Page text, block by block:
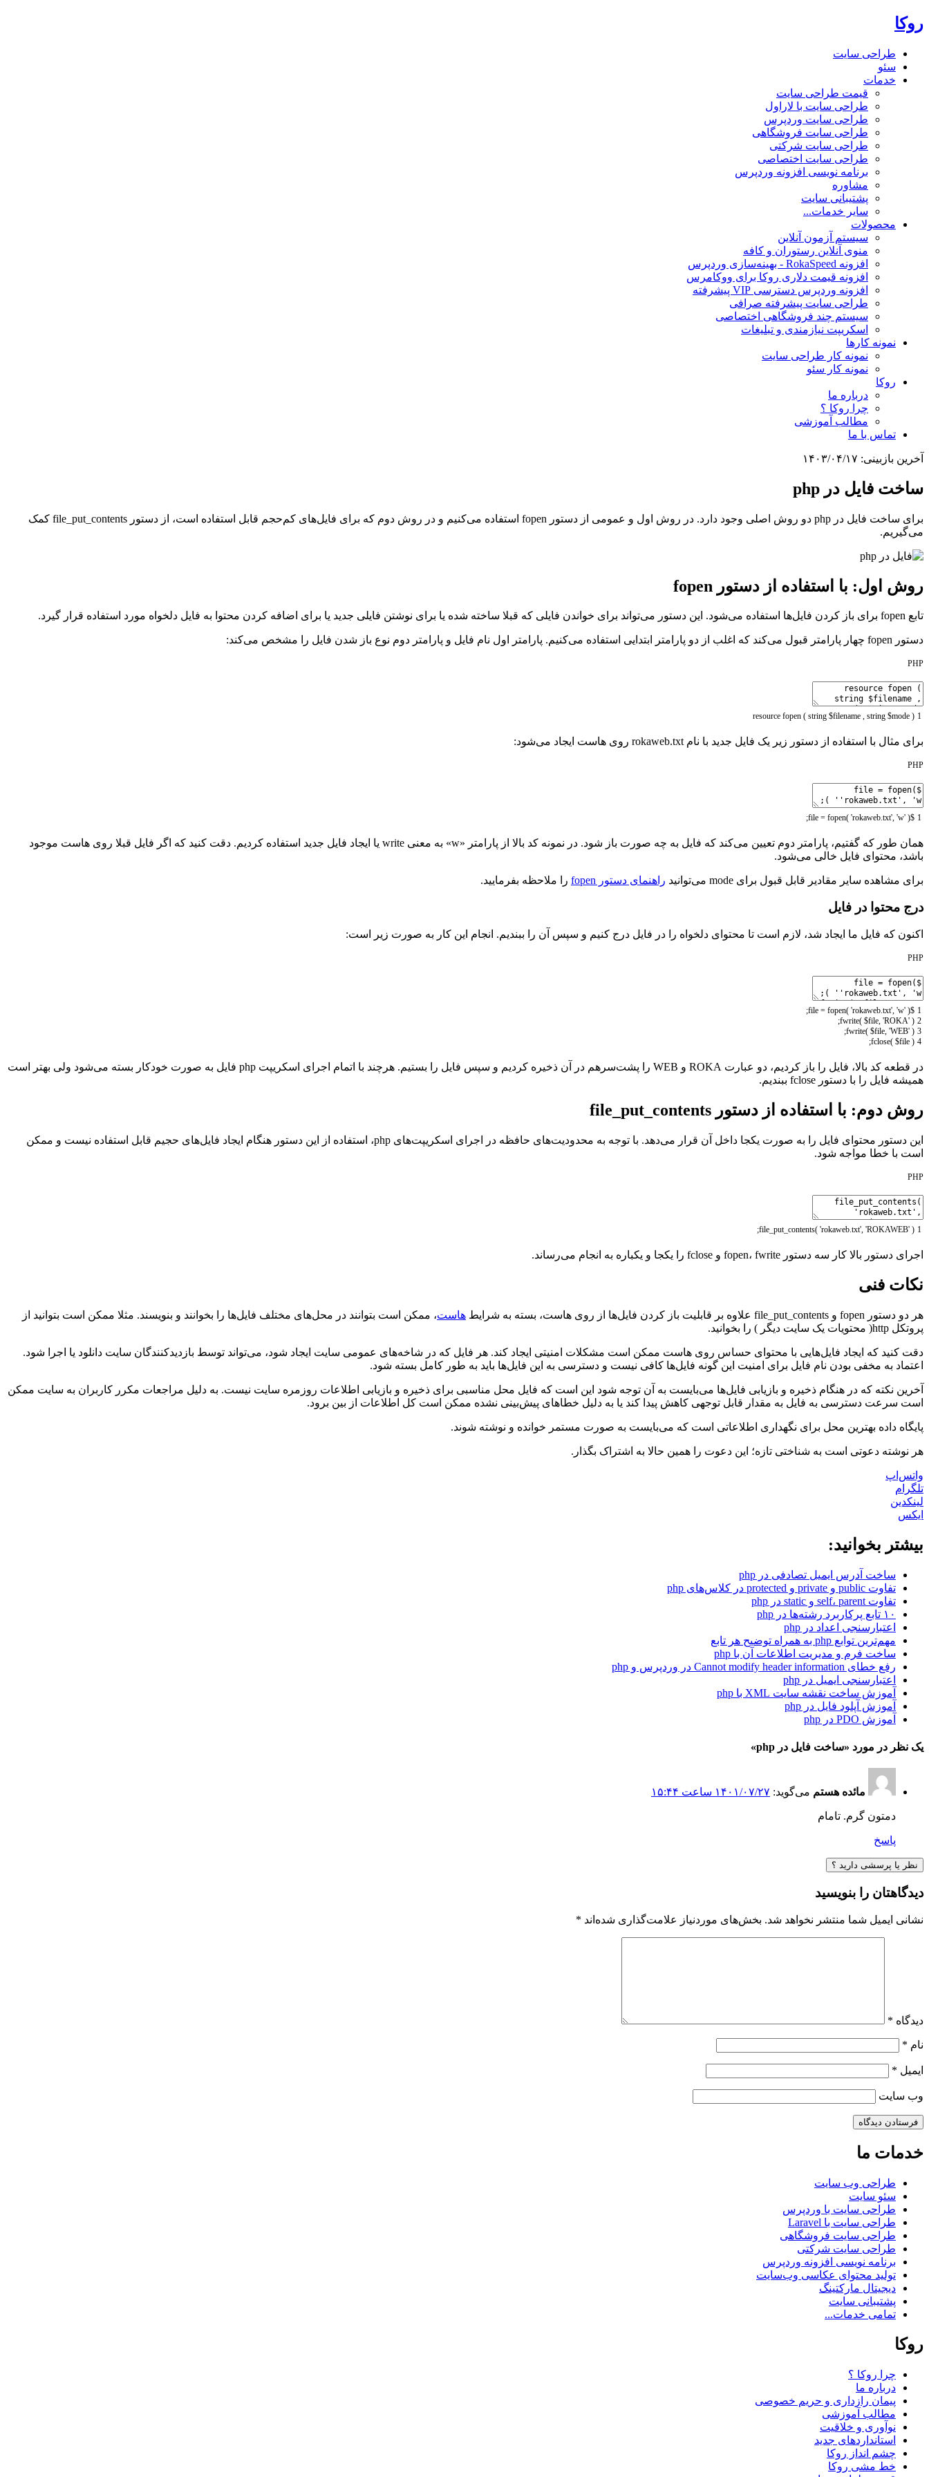
روکا
طراحی سایت
سئو
خدمات
قیمت طراحی سایت
طراحی سایت با لاراول
طراحی سایت وردپرس
طراحی سایت فروشگاهی
طراحی سایت شرکتی
طراحی سایت اختصاصی
برنامه نویسی افزونه وردپرس
مشاوره
پشتیبانی سایت
سایر خدمات...
محصولات
سیستم آزمون آنلاین
منوی آنلاین رستوران و کافه
افزونه RokaSpeed - بهینه‌سازی وردپرس
افزونه قیمت دلاری روکا برای ووکامرس
افزونه وردپرس دسترسی VIP پیشرفته
طراحی سایت پیشرفته صرافی
سیستم چند فروشگاهی اختصاصی
اسکریپت نیازمندی و تبلیغات
نمونه کارها
نمونه کار طراحی سایت
نمونه کار سئو
روکا
درباره ما
چرا روکا ؟
مطالب آموزشی
تماس با ما
آخرین بازبینی: ۱۴۰۳/۰۴/۱۷
ساخت فایل در php
برای ساخت فایل در php دو روش اصلی وجود دارد. در روش اول و عمومی از دستور fopen استفاده می‌کنیم و در روش دوم که برای فایل‌های کم‌حجم قابل استفاده است، از دستور file_put_contents کمک
می‌گیریم.
روش اول: با استفاده از دستور fopen
تابع fopen برای باز کردن فایل‌ها استفاده می‌شود. این دستور می‌تواند برای خواندن فایلی که قبلا ساخته شده یا برای نوشتن فایلی جدید یا برای اضافه کردن محتوا به فایل دلخواه مورد استفاده قرار گیرد.
دستور fopen چهار پارامتر قبول می‌کند که اغلب از دو پارامتر ابتدایی استفاده می‌کنیم. پارامتر اول نام فایل و پارامتر دوم نوع باز شدن فایل را مشخص می‌کند:
PHP
1
resource fopen ( string $filename , string $mode )
برای مثال با استفاده از دستور زیر یک فایل جدید با نام rokaweb.txt روی هاست ایجاد می‌شود:
PHP
1
$file
= fopen( 'rokaweb.txt', 'w' )
;
همان طور که گفتیم، پارامتر دوم تعیین می‌کند که فایل به چه صورت باز شود. در نمونه کد بالا از پارامتر «w» به معنی write یا ایجاد فایل جدید استفاده کردیم. دقت کنید که اگر فایل قبلا روی هاست موجود
باشد، محتوای فایل خالی می‌شود.
برای مشاهده سایر مقادیر قابل قبول برای mode می‌توانید راهنمای دستور fopen را ملاحظه بفرمایید.
درج محتوا در فایل
اکنون که فایل ما ایجاد شد، لازم است تا محتوای دلخواه را در فایل درج کنیم و سپس آن را ببندیم. انجام این کار به صورت زیر است:
PHP
1
2
3
4
$file
= fopen( 'rokaweb.txt', 'w' )
;
fwrite( $file, 'ROKA' )
;
fwrite( $file, 'WEB' )
;
fclose( $file )
;
در قطعه کد بالا، فایل را باز کردیم، دو عبارت ROKA و WEB را پشت‌سرهم در آن ذخیره کردیم و سپس فایل را بستیم. هرچند با اتمام اجرای اسکریپت php فایل به صورت خودکار بسته می‌شود ولی بهتر است
همیشه فایل را با دستور fclose ببندیم.
روش دوم: با استفاده از دستور file_put_contents
این دستور محتوای فایل را به صورت یکجا داخل آن قرار می‌دهد. با توجه به محدودیت‌های حافظه در اجرای اسکریپت‌های php، استفاده از این دستور هنگام ایجاد فایل‌های حجیم قابل استفاده نیست و ممکن
است با خطا مواجه شود.
PHP
1
file_put_contents( 'rokaweb.txt', 'ROKAWEB' )
;
اجرای دستور بالا کار سه دستور fopen، fwrite و fclose را یکجا و یکباره به انجام می‌رساند.
نکات فنی
هر دو دستور fopen و file_put_contents علاوه بر قابلیت باز کردن فایل‌ها از روی هاست، بسته به شرایط هاست، ممکن است بتوانند در محل‌های مختلف فایل‌ها را بخوانند و بنویسند. مثلا ممکن است بتوانید از
پروتکل http( محتویات یک سایت دیگر ) را بخوانید.
دقت کنید که ایجاد فایل‌هایی با محتوای حساس روی هاست ممکن است مشکلات امنیتی ایجاد کند. هر فایل که در شاخه‌های عمومی سایت ایجاد شود، می‌تواند توسط بازدیدکنندگان سایت دانلود یا اجرا شود.
اعتماد به مخفی بودن نام فایل برای امنیت این گونه فایل‌ها کافی نیست و دسترسی به این فایل‌ها باید به طور کامل بسته شود.
آخرین نکته که در هنگام ذخیره و بازیابی فایل‌ها می‌بایست به آن توجه شود این است که فایل محل مناسبی برای ذخیره و بازیابی اطلاعات روزمره سایت نیست. به دلیل مراجعات مکرر کاربران به سایت ممکن
است سرعت دسترسی به فایل به مقدار قابل توجهی کاهش پیدا کند یا به دلیل خطاهای پیش‌بینی نشده ممکن است کل اطلاعات از بین برود.
پایگاه داده بهترین محل برای نگهداری اطلاعاتی است که می‌بایست به صورت مستمر خوانده و نوشته شوند.
هر نوشته دعوتی است به شناختی تازه؛ این دعوت را همین حالا به اشتراک بگذار.
واتس‌اپ
تلگرام
لینکدین
ایکس
بیشتر بخوانید:
ساخت آدرس ایمیل تصادفی در php
تفاوت public و private و protected در کلاس‌های php
تفاوت self، parent و static در php
۱۰ تابع پرکاربرد رشته‌ها در php
اعتبارسنجی اعداد در php
مهم‌ترین توابع php به همراه توضیح هر تابع
ساخت فرم و مدیریت اطلاعات آن با php
رفع خطای Cannot modify header information در وردپرس و php
اعتبارسنجی ایمیل در php
آموزش ساخت نقشه سایت XML با php
آموزش آپلود فایل در php
آموزش PDO در php
یک نظر در مورد «ساخت فایل در php »
مائده هستم می‌گوید: ۱۴۰۱/۰۷/۲۷ ساعت ۱۵:۴۴
دمتون گرم. تامام
پاسخ
نظر یا پرسشی دارید ؟
دیدگاهتان را بنویسید
نشانی ایمیل شما منتشر نخواهد شد. بخش‌های موردنیاز علامت‌گذاری شده‌اند *
دیدگاه *
نام *
ایمیل *
وب‌ سایت
خدمات ما
طراحی وب سایت
سئو سایت
طراحی سایت با وردپرس
طراحی سایت با Laravel
طراحی سایت فروشگاهی
طراحی سایت شرکتی
برنامه نویسی افزونه وردپرس
تولید محتوای عکاسی وب‌سایت
دیجیتال مارکتینگ
پشتیبانی سایت
تمامی خدمات...
روکا
چرا روکا ؟
درباره ما
پیمان رازداری و حریم خصوصی
مطالب آموزشی
نوآوری و خلاقیت
استانداردهای جدید
چشم انداز روکا
خط مشی روکا